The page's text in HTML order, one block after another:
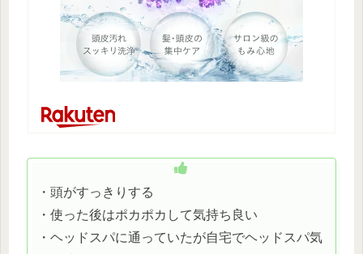
・頭がすっきりする
・使った後はポカポカして気持ち良い
・ヘッドスパに通っていたが自宅でヘッドスパ気